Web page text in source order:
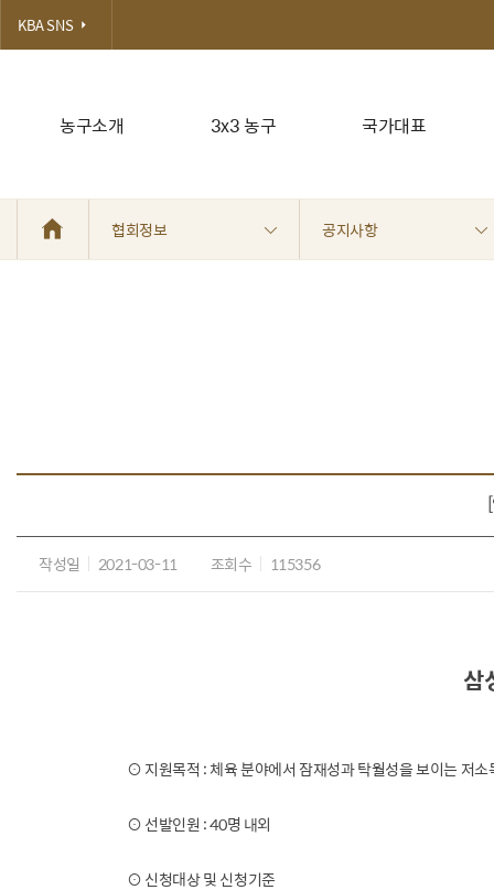
농구소개 3x3 농구 국가대표
KBA SNS
협회정보 공지사항
작성일 2021-03-11 조회수 115356
삼
⊙ 지원목적 : 체육 분야에서 잠재성과 탁월성을 보이는 저
⊙ 선발인원 : 40명 내외
⊙ 신청대상 및 신청기준